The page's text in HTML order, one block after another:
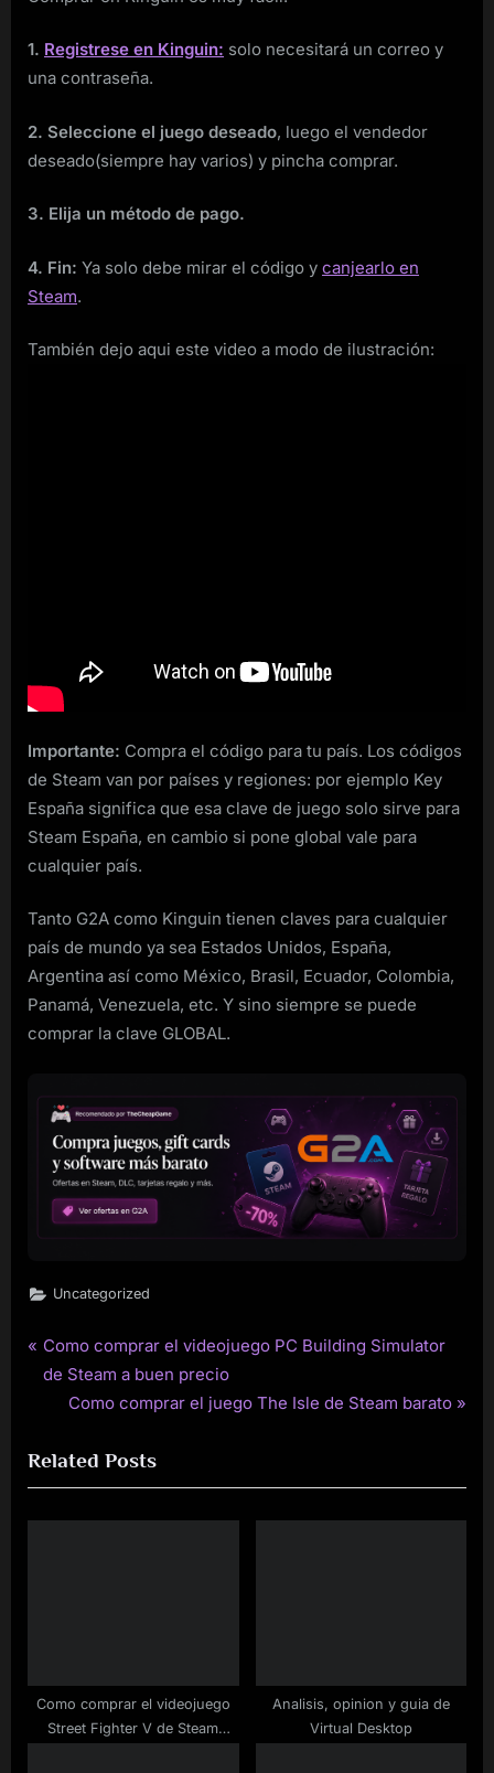
1. Registrese en Kinguin: solo necesitará un correo y
una contraseña.
2. Seleccione el juego deseado, luego el vendedor
deseado(siempre hay varios) y pincha comprar.
3. Elija un método de pago.
4. Fin: Ya solo debe mirar el código y canjearlo en
Steam.
También dejo aqui este video a modo de ilustración:
Importante: Compra el código para tu país. Los códigos
de Steam van por países y regiones: por ejemplo Key
España significa que esa clave de juego solo sirve para
Steam España, en cambio si pone global vale para
cualquier país.
Tanto G2A como Kinguin tienen claves para cualquier
país de mundo ya sea Estados Unidos, España,
Argentina así como México, Brasil, Ecuador, Colombia,
Panamá, Venezuela, etc. Y sino siempre se puede
comprar la clave GLOBAL.
Uncategorized
Post
navigation
P
r
i
o
u
:
Como comprar el videojuego PC Building Simulator
de Steam a buen precio
N
x
t
P
Como comprar el juego The Isle de Steam barato
Related Posts
Como comprar el videojuego
Street Fighter V de Steam
Analisis, opinion y guia de
Virtual Desktop